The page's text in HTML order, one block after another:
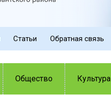
Статьи Обратная связь
Общество Культура